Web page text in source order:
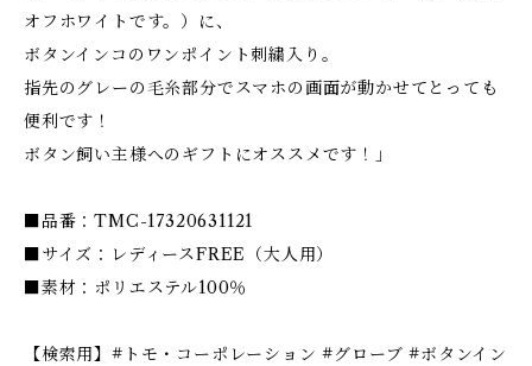
オフホワイトです。）に、
ボタンインコのワンポイント刺繍入り。
指先のグレーの毛糸部分でスマホの画面が動かせてとっても
便利です！
ボタン飼い主様へのギフトにオススメです！」
■品番：TMC-17320631121
■サイズ：レディースFREE（大人用）
■素材：ポリエステル100％
【検索用】#トモ・コーポレーション #グローブ #ボタンイン